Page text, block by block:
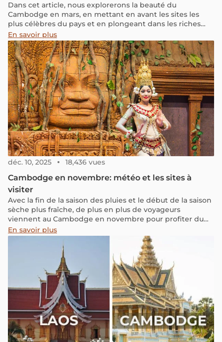
Dans cet article, nous explorerons la beauté du
Cambodge en mars, en mettant en avant les sites les
plus célèbres du pays et en plongeant dans les riches
expériences culturelles qui vous attendent. Préparez-
vous à découvrir pourquoi il est idéal de visiter le
Cambodge en mars.
En savoir plus
déc. 10, 2025 18,436 vues
Cambodge en novembre: météo et les sites à
visiter
Avec la fin de la saison des pluies et le début de la saison
sèche plus fraîche, de plus en plus de voyageurs
viennent au Cambodge en novembre pour profiter du
temps doux et ensoleillé. Continuez à lire pour connaître
la météo du Cambodge en novembre, y compris les
températures moyennes et les précipitations, ainsi que
des conseils de voyage sur ce qu'il faut porter et les
meilleurs endroits à visiter.
En savoir plus